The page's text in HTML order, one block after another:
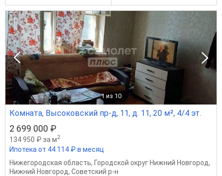
1 из 10
Комната, Высоковский пр-д, 11, д. 11, 20 м², 4/4 эт.
2 699 000 ₽
134 950 ₽ за м2
Ипотека от 44 114 ₽ в месяц
Нижегородская область, Городской округ Нижний Новгород,
Нижний Новгород, Советский р-н